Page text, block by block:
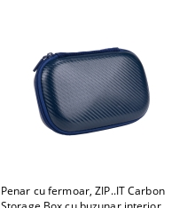
Penar cu fermoar, ZIP..IT Carbon